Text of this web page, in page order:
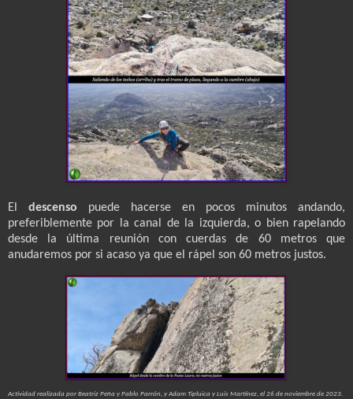
El descenso puede hacerse en pocos minutos andando,
preferiblemente por la canal de la izquierda, o bien rapelando
desde la última reunión con cuerdas de 60 metros que
anudaremos por si acaso ya que el rápel son 60 metros justos.
Actividad realizada por Beatriz Peña y Pablo Parrón, y Adam Tipluica y Luis Martínez, el 26 de noviembre de 2023.